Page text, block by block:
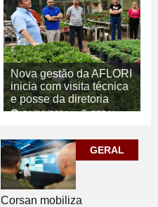
Nova gestão da AFLORI
inicia com visita técnica
e posse da diretoria
06/08/2026 GERAL
GERAL
Corsan mobiliza